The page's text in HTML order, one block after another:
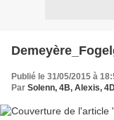
Publié le 31/05/2015 à
Par Solenn, 4B, Alexis,